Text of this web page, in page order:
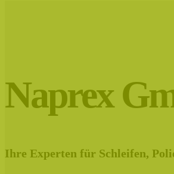
Naprex
Ihre Experten für Schleifen,